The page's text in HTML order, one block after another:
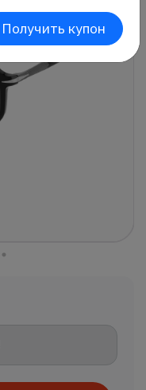
Получить купон